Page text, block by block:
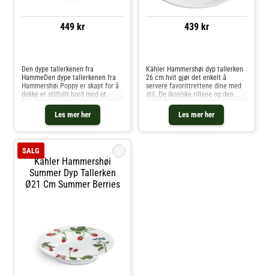
449 kr
Les mer her
Den dype tallerkenen fra
HammeDen dype tallerkenen fra
Hammershøi Poppy er skapt for å
dekke et stilfullt bord med et
kreativt, personlig preg. De vakre
akvarelltegningene av
valmueblomster er håndmalt av
designeren Rikke Jacobsen og
439 kr
Les mer her
Kähler Hammershøi dyp tallerken
26 cm hvit gjør det enkelt å
servere favorittrettene dine med
stil. De ikoniske rillene og den
enkle formen gir tallerkenen et
mykt og innbydende uttrykk – like
fin til en kremet pastarett som til
en varmende suppe.Tal
Kähler Hammershøi
Summer Dyp Tallerken
Ø21 Cm Summer Berries
SALG